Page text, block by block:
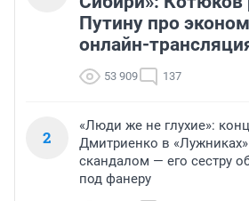
Путину про
онлайн-
53 909 137
2
«Люди же не глухие»:
Дмитриенко в
скандалом — его сестру
под фанеру